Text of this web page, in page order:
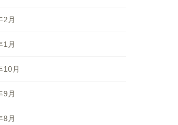
2月
1月
10月
9月
8月